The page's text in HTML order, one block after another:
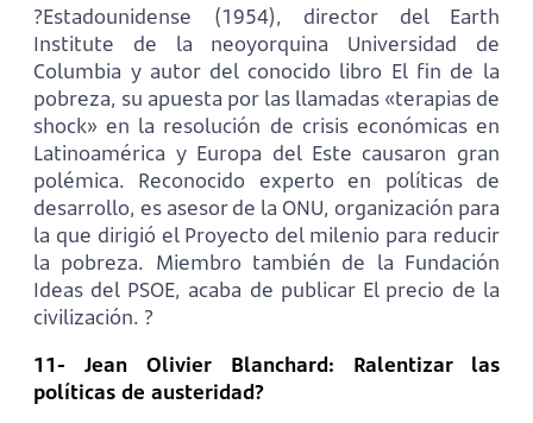
?Estadounidense (1954), director del Earth
Institute de la neoyorquina Universidad de
Columbia y autor del conocido libro El fin de la
pobreza, su apuesta por las llamadas «terapias de
shock» en la resolución de crisis económicas en
Latinoamérica y Europa del Este causaron gran
polémica. Reconocido experto en políticas de
desarrollo, es asesor de la ONU, organización para
la que dirigió el Proyecto del milenio para reducir
la pobreza. Miembro también de la Fundación
Ideas del PSOE, acaba de publicar El precio de la
civilización. ?
11- Jean Olivier Blanchard: Ralentizar las
políticas de austeridad?